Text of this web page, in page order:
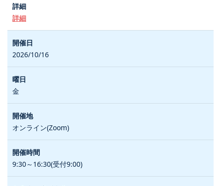
詳細
2026/10/16
金
オンライン(Zoom)
9:30～16:30(受付9:00)